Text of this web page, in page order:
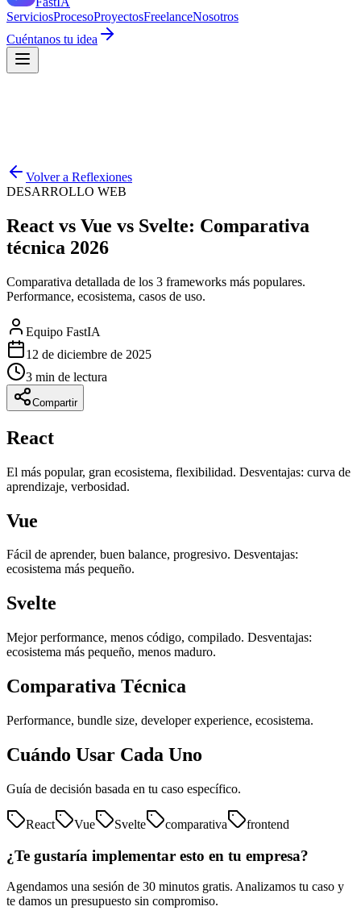
ServiciosProcesoProyectosFreelanceNosotros
Cuéntanos tu idea
Volver a Reflexiones
DESARROLLO WEB
React vs Vue vs Svelte: Comparativa
técnica 2026
Comparativa detallada de los 3 frameworks más populares.
Performance, ecosistema, casos de uso.
Equipo FastIA
12 de diciembre de 2025
3 min de lectura
Compartir
React
El más popular, gran ecosistema, flexibilidad. Desventajas: curva de
aprendizaje, verbosidad.
Vue
Fácil de aprender, buen balance, progresivo. Desventajas:
ecosistema más pequeño.
Svelte
Mejor performance, menos código, compilado. Desventajas:
ecosistema más pequeño, menos maduro.
Comparativa Técnica
Performance, bundle size, developer experience, ecosistema.
Cuándo Usar Cada Uno
Guía de decisión basada en tu caso específico.
React Vue Svelte comparativa frontend
¿Te gustaría implementar esto en tu empresa?
Agendamos una sesión de 30 minutos gratis. Analizamos tu caso y
te damos un presupuesto sin compromiso.